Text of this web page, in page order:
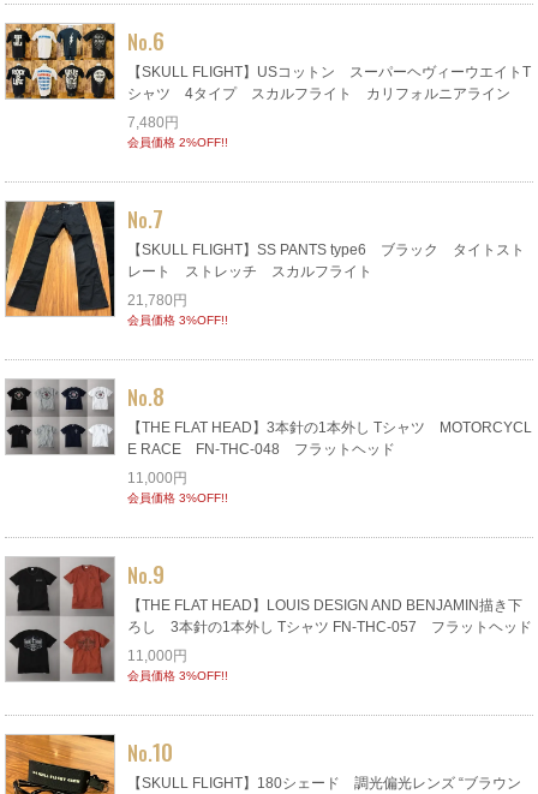
No.6
【SKULL FLIGHT】USコットン スーパーヘヴィーウエイトT
シャツ 4タイプ スカルフライト カリフォルニアライン
7,480円
会員価格 2%OFF!!
No.7
【SKULL FLIGHT】SS PANTS type6 ブラック タイトスト
レート ストレッチ スカルフライト
21,780円
会員価格 3%OFF!!
No.8
【THE FLAT HEAD】3本針の1本外し Tシャツ MOTORCYCL
E RACE FN-THC-048 フラットヘッド
11,000円
会員価格 3%OFF!!
No.9
【THE FLAT HEAD】LOUIS DESIGN AND BENJAMIN描き下
ろし 3本針の1本外し Tシャツ FN-THC-057 フラットヘッド
11,000円
会員価格 3%OFF!!
No.10
【SKULL FLIGHT】180シェード 調光偏光レンズ “ブラウン